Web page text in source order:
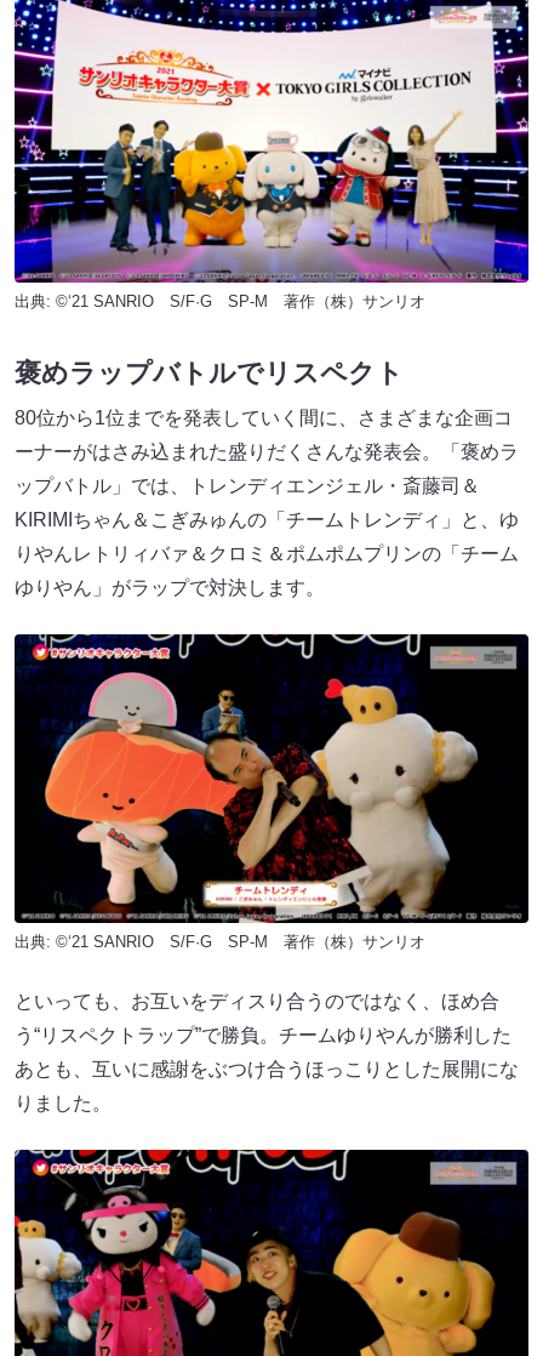
出典: ©‘21 SANRIO S/F·G SP-M 著作（株）サンリオ
褒めラップバトルでリスペクト
80位から1位までを発表していく間に、さまざまな企画コ
ーナーがはさみ込まれた盛りだくさんな発表会。「褒めラ
ップバトル」では、トレンディエンジェル・斎藤司＆
KIRIMIちゃん＆こぎみゅんの「チームトレンディ」と、ゆ
りやんレトリィバァ＆クロミ＆ポムポムプリンの「チーム
ゆりやん」がラップで対決します。
出典: ©‘21 SANRIO S/F·G SP-M 著作（株）サンリオ
といっても、お互いをディスり合うのではなく、ほめ合
う“リスペクトラップ”で勝負。チームゆりやんが勝利した
あとも、互いに感謝をぶつけ合うほっこりとした展開にな
りました。